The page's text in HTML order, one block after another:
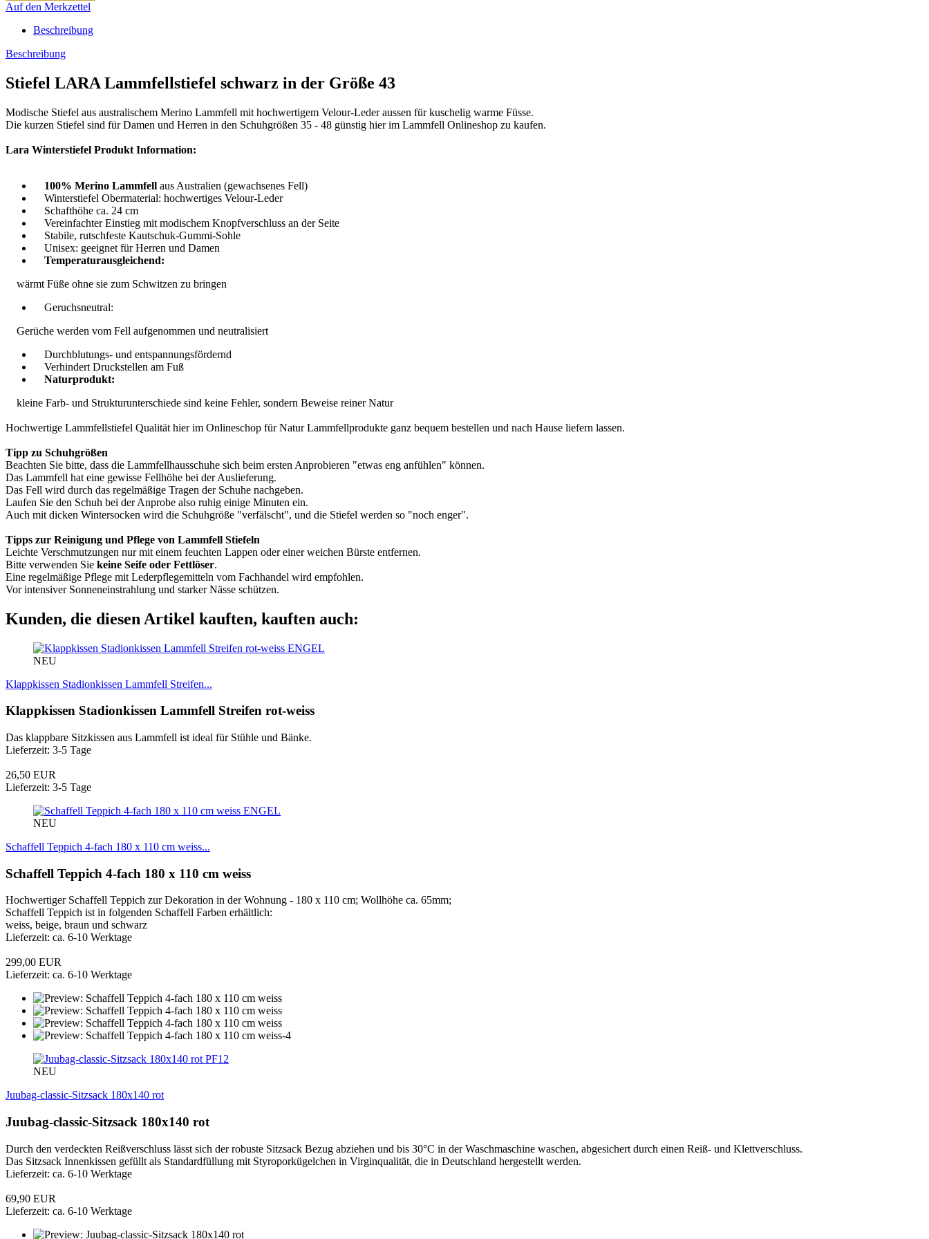
Auf den Merkzettel
Beschreibung
Beschreibung
Stiefel LARA Lammfellstiefel schwarz in der Größe 43
Modische Stiefel aus australischem Merino Lammfell mit hochwertigem Velour-Leder aussen für kuschelig warme Füsse.
Die kurzen Stiefel sind für Damen und Herren in den Schuhgrößen 35 - 48 günstig hier im Lammfell Onlineshop zu kaufen.
Lara Winterstiefel Produkt Information:
100% Merino Lammfell aus Australien (gewachsenes Fell)
Winterstiefel Obermaterial: hochwertiges Velour-Leder
Schafthöhe ca. 24 cm
Vereinfachter Einstieg mit modischem Knopfverschluss an der Seite
Stabile, rutschfeste Kautschuk-Gummi-Sohle
Unisex: geeignet für Herren und Damen
Temperaturausgleichend:
wärmt Füße ohne sie zum Schwitzen zu bringen
Geruchsneutral:
Gerüche werden vom Fell aufgenommen und neutralisiert
Durchblutungs- und entspannungsfördernd
Verhindert Druckstellen am Fuß
Naturprodukt:
kleine Farb- und Strukturunterschiede sind keine Fehler, sondern Beweise reiner Natur
Hochwertige Lammfellstiefel Qualität hier im Onlineschop für Natur Lammfellprodukte ganz bequem bestellen und nach Hause liefern lassen.
Tipp zu Schuhgrößen
Beachten Sie bitte, dass die Lammfellhausschuhe sich beim ersten Anprobieren "etwas eng anfühlen" können.
Das Lammfell hat eine gewisse Fellhöhe bei der Auslieferung.
Das Fell wird durch das regelmäßige Tragen der Schuhe nachgeben.
Laufen Sie den Schuh bei der Anprobe also ruhig einige Minuten ein.
Auch mit dicken Wintersocken wird die Schuhgröße "verfälscht", und die Stiefel werden so "noch enger".
Tipps zur Reinigung und Pflege von Lammfell Stiefeln
Leichte Verschmutzungen nur mit einem feuchten Lappen oder einer weichen Bürste entfernen.
Bitte verwenden Sie keine Seife oder Fettlöser.
Eine regelmäßige Pflege mit Lederpflegemitteln vom Fachhandel wird empfohlen.
Vor intensiver Sonneneinstrahlung und starker Nässe schützen.
Kunden, die diesen Artikel kauften, kauften auch:
ENGEL
NEU
Klappkissen Stadionkissen Lammfell Streifen...
Klappkissen Stadionkissen Lammfell Streifen rot-weiss
Das klappbare Sitzkissen aus Lammfell ist ideal für Stühle und Bänke.
Lieferzeit: 3-5 Tage
26,50 EUR
Lieferzeit: 3-5 Tage
ENGEL
NEU
Schaffell Teppich 4-fach 180 x 110 cm weiss...
Schaffell Teppich 4-fach 180 x 110 cm weiss
Hochwertiger Schaffell Teppich zur Dekoration in der Wohnung - 180 x 110 cm; Wollhöhe ca. 65mm;
Schaffell Teppich ist in folgenden Schaffell Farben erhältlich:
weiss, beige, braun und schwarz
Lieferzeit: ca. 6-10 Werktage
299,00 EUR
Lieferzeit: ca. 6-10 Werktage
PF12
NEU
Juubag-classic-Sitzsack 180x140 rot
Juubag-classic-Sitzsack 180x140 rot
Durch den verdeckten Reißverschluss lässt sich der robuste Sitzsack Bezug abziehen und bis 30°C in der Waschmaschine waschen, abgesichert durch einen Reiß- und Klettverschluss.
Das Sitzsack Innenkissen gefüllt als Standardfüllung mit Styroporkügelchen in Virginqualität, die in Deutschland hergestellt werden.
Lieferzeit: ca. 6-10 Werktage
69,90 EUR
Lieferzeit: ca. 6-10 Werktage